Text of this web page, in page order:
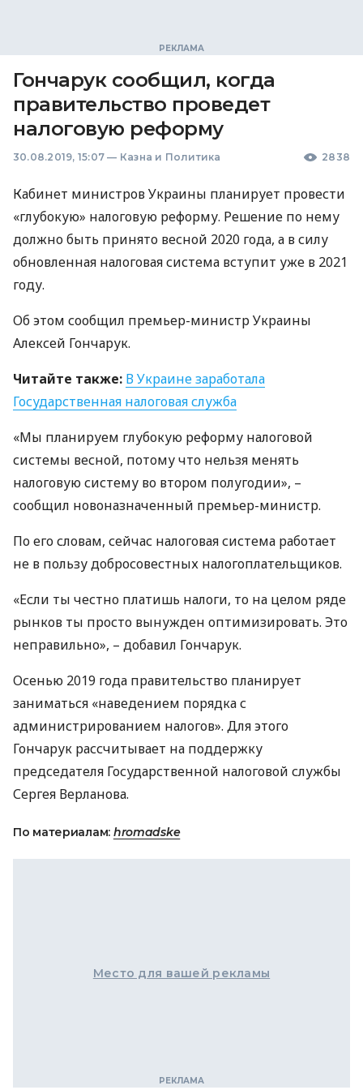
Гончарук сообщил, когда
правительство проведет
налоговую реформу
30.08.2019, 15:07 — Казна и Политика 2838
Кабинет министров Украины планирует провести
«глубокую» налоговую реформу. Решение по нему
должно быть принято весной 2020 года, а в силу
обновленная налоговая система вступит уже в 2021
году.
Об этом сообщил премьер-министр Украины
Алексей Гончарук.
Читайте также: В Украине заработала
Государственная налоговая служба
«Мы планируем глубокую реформу налоговой
системы весной, потому что нельзя менять
налоговую систему во втором полугодии», –
сообщил новоназначенный премьер-министр.
По его словам, сейчас налоговая система работает
не в пользу добросовестных налогоплательщиков.
«Если ты честно платишь налоги, то на целом ряде
рынков ты просто вынужден оптимизировать. Это
неправильно», – добавил Гончарук.
Осенью 2019 года правительство планирует
заниматься «наведением порядка с
администрированием налогов». Для этого
Гончарук рассчитывает на поддержку
председателя Государственной налоговой службы
Сергея Верланова.
По материалам: hromadske
Место для вашей рекламы